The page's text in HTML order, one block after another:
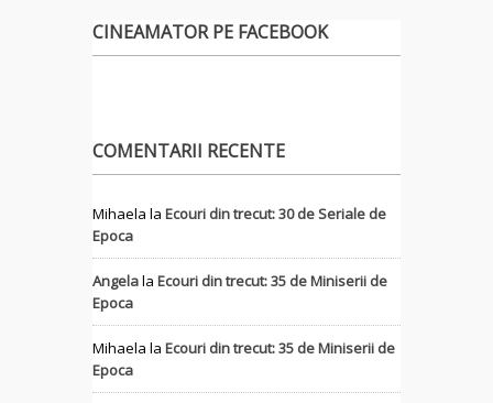
CINEAMATOR PE FACEBOOK
COMENTARII RECENTE
Mihaela la Ecouri din trecut: 30 de Seriale de
Epoca
Angelala Ecouri din trecut: 35 de Miniserii de
Epoca
Mihaela la Ecouri din trecut: 35 de Miniserii de
Epoca